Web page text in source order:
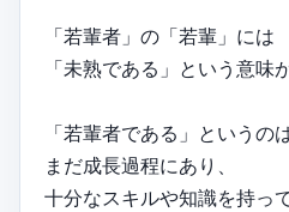
「若輩者」の「若輩」には
「未熟である」という意味
「若輩者である」というのは
まだ成長過程にあり、
十分なスキルや知識を持っ